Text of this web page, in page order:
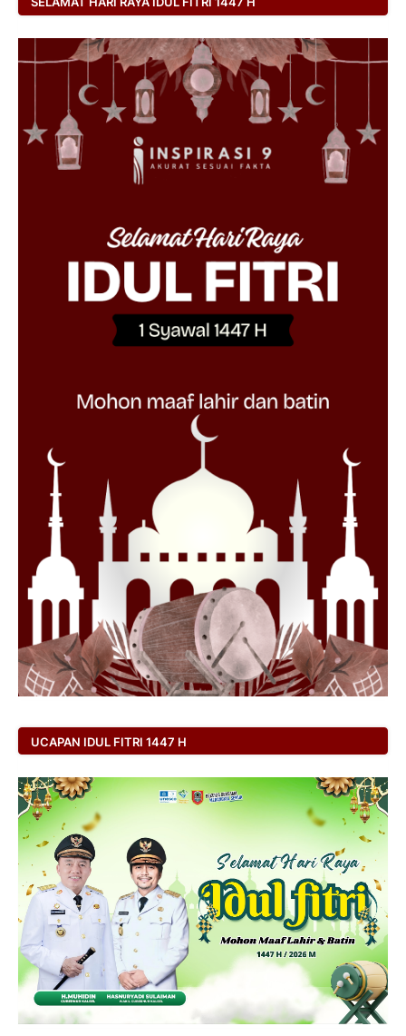
UCAPAN IDUL FITRI 1447 H